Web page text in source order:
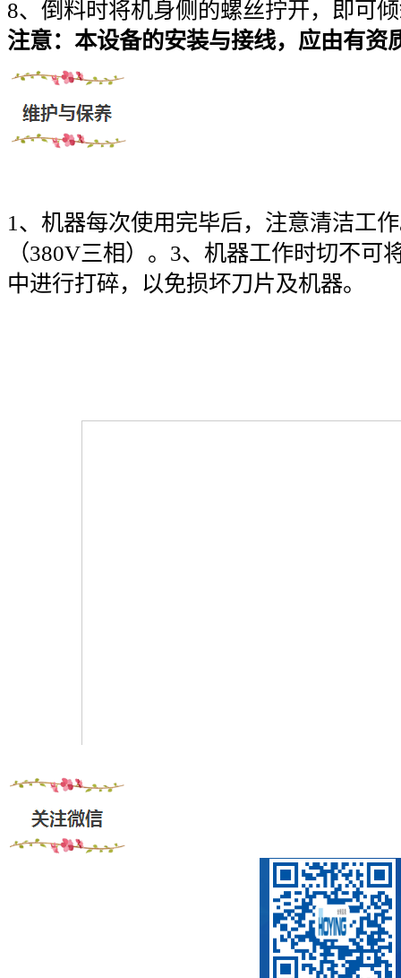
8、倒料时将机身侧的螺丝拧开，即可
注意：本设备的安装与接线，应由有资
1、机器每次使用完毕后，注意清洁工
（380V三相）。3、机器工作时切不可
中进行打碎，以免损坏刀片及机器。